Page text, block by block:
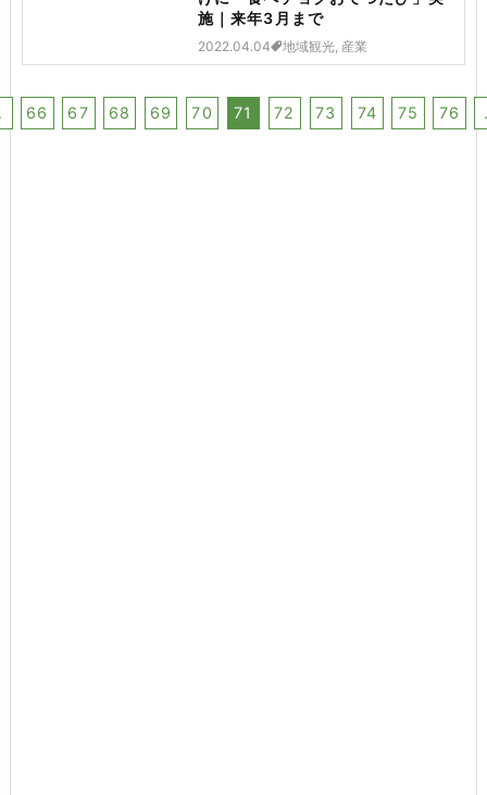
施｜来年3月まで
2022.04.04 地域観光, 産業
66 67 68 69 70 71 72 73 74 75 76